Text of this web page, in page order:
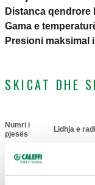
Distanca qendrore
Gama e
Presioni maksimal
SKICAT DHE
Numri i
pjesës
Lidhja e
G 1/2" A